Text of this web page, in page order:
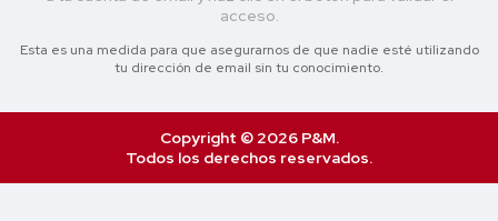
acceso.
Esta es una medida para que asegurarnos de que nadie esté utilizando
tu dirección de email sin tu conocimiento.
Copyright © 2026 P&M.
Todos los derechos reservados.